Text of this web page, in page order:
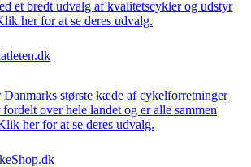
et bredt udvalg af kvalitetscykler og udstyr
her for at se deres udvalg.
største kæde af cykelforretninger
over hele landet og er alle sammen
her for at se deres udvalg.